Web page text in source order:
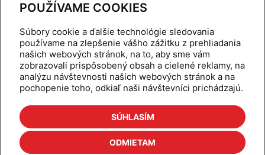
POUŽÍVAME COOKIES
Súbory cookie a ďalšie technológie sledovania
používame na zlepšenie vášho zážitku z prehliadania
našich webových stránok, na to, aby sme vám
zobrazovali prispôsobený obsah a cielené reklamy, na
analýzu návštevnosti našich webových stránok a na
pochopenie toho, odkiaľ naši návštevníci prichádzajú.
SÚHLASÍM
ODMIETAM
Dynamické termostatické ventily
Domov
Produkty
Aktuality
Odber šikovné tipy
Kalkulačky
Cenníky
Na stiahnutie
Referencie
Kontakt